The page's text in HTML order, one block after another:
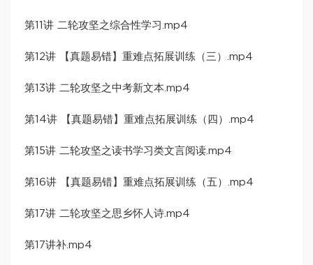
第11讲 二轮攻坚之综合性学习.mp4
第12讲 【真题易错】重难点拓展训练（三）.mp4
第13讲 二轮攻坚之中考新文本.mp4
第14讲 【真题易错】重难点拓展训练（四）.mp4
第15讲 二轮攻坚之读书学习类文言阅读.mp4
第16讲 【真题易错】重难点拓展训练（五）.mp4
第17讲 二轮攻坚之思乡怀人诗.mp4
第17讲补.mp4